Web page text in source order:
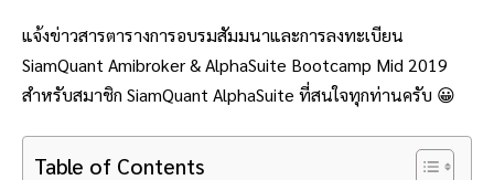
แจ้งข่าวสารตารางการอบรมสัมมนาและการลงทะเบียน
SiamQuant Amibroker & AlphaSuite Bootcamp Mid 2019
สำหรับสมาชิก SiamQuant AlphaSuite ที่สนใจทุกท่านครับ 😀
Table of Contents